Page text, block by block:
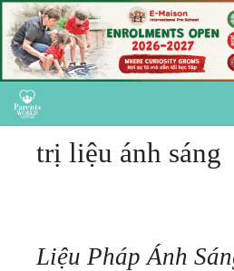
Skip
to
content
HÔN NHÂN
GIA ĐÌNH
NUÔI DẠY TRẺ
SỨC KHOẺ
GIÁO DỤC
trị liệu ánh sáng
Liệu Pháp Ánh